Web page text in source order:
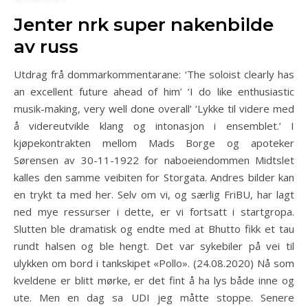
Jenter nrk super nakenbilde
av russ
Utdrag frå dommarkommentarane: ‘The soloist clearly has
an excellent future ahead of him’ ‘I do like enthusiastic
musik-making, very well done overall’ ‘Lykke til videre med
å videreutvikle klang og intonasjon i ensemblet.’ I
kjøpekontrakten mellom Mads Borge og apoteker
Sørensen av 30-11-1922 for naboeiendommen Midtslet
kalles den samme veibiten for Storgata. Andres bilder kan
en trykt ta med her. Selv om vi, og særlig FriBU, har lagt
ned mye ressurser i dette, er vi fortsatt i startgropa.
Slutten ble dramatisk og endte med at Bhutto fikk et tau
rundt halsen og ble hengt. Det var sykebiler på vei til
ulykken om bord i tankskipet «Pollo». (24.08.2020) Nå som
kveldene er blitt mørke, er det fint å ha lys både inne og
ute. Men en dag sa UDI jeg måtte stoppe. Senere